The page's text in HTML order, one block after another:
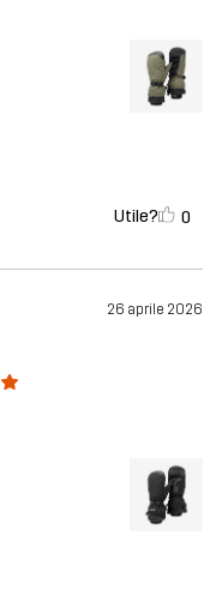
Utile? 0
26 aprile 2026